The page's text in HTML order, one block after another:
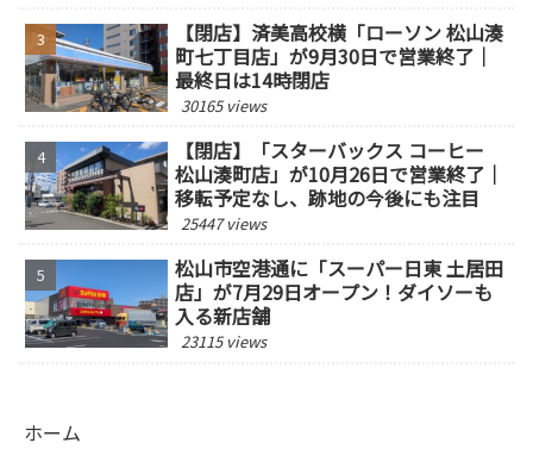
【閉店】済美高校横「ローソン 松山湊
町七丁目店」が9月30日で営業終了｜
最終日は14時閉店
30165 views
【閉店】「スターバックス コーヒー
松山湊町店」が10月26日で営業終了｜
移転予定なし、跡地の今後にも注目
25447 views
松山市空港通に「スーパー日東 土居田
店」が7月29日オープン！ダイソーも
入る新店舗
23115 views
ホーム